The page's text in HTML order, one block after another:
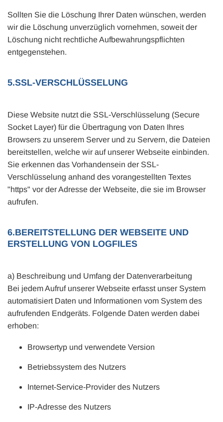
Sollten Sie die Löschung Ihrer Daten wünschen, werden
wir die Löschung unverzüglich vornehmen, soweit der
Löschung nicht rechtliche Aufbewahrungspflichten
entgegenstehen.
5.SSL-VERSCHLÜSSELUNG
Diese Website nutzt die SSL-Verschlüsselung (Secure
Socket Layer) für die Übertragung von Daten Ihres
Browsers zu unserem Server und zu Servern, die Dateien
bereitstellen, welche wir auf unserer Webseite einbinden.
Sie erkennen das Vorhandensein der SSL-
Verschlüsselung anhand des vorangestellten Textes
"https" vor der Adresse der Webseite, die sie im Browser
aufrufen.
6.BEREITSTELLUNG DER WEBSEITE UND
ERSTELLUNG VON LOGFILES
a) Beschreibung und Umfang der Datenverarbeitung
Bei jedem Aufruf unserer Webseite erfasst unser System
automatisiert Daten und Informationen vom System des
aufrufenden Endgeräts. Folgende Daten werden dabei
erhoben:
Browsertyp und verwendete Version
Betriebssystem des Nutzers
Internet-Service-Provider des Nutzers
IP-Adresse des Nutzers